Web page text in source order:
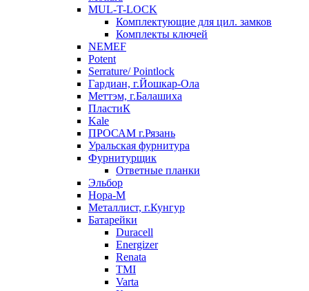
MUL-T-LOCK
Комплектующие для цил. замков
Комплекты ключей
NEMEF
Potent
Serrature/ Pointlock
Гардиан, г.Йошкар-Ола
Меттэм, г.Балашиха
ПластиК
Kale
ПРОСАМ г.Рязань
Уральская фурнитура
Фурнитурщик
Ответные планки
Эльбор
Нора-М
Металлист, г.Кунгур
Батарейки
Duracell
Energizer
Renata
TMI
Varta